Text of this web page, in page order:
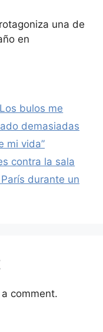
una de
en
bulos me
demasiadas
mi vida”
contra la sala
durante un
comment.